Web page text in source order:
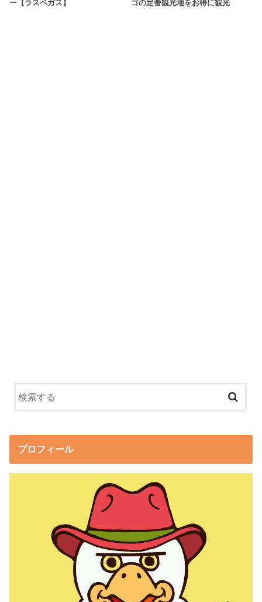
ー【ラスベガス】 ゴの定番観光地をお得に観光
プロフィール